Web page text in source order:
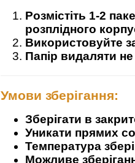
Розмістіть 1-2
розплідного
Використовуйте
Папір видаляти не
Умови зберігання:
Зберігати в
Уникати прямих
Температура
Можливе